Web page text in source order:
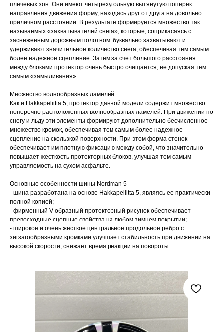
плечевых зон. Они имеют четырехугольную вытянутую поперек
направления движения форму, находясь друг от друга на довольно
приличном расстоянии. В результате формируется множество так
называемых «захватывателей снега», которые, соприкасаясь с
заснеженным дорожным полотном, буквально захватывают и
удерживают значительное количество снега, обеспечивая тем самым
более надежное сцепление. Затем за счет большого расстояния
между блоками протектор очень быстро очищается, не допуская тем
самым «замыливания».
Множество волнообразных ламелей
Как и Hakkapeliitta 5, протектор данной модели содержит множество
поперечно расположенных волнообразных ламелей. При движении по
снегу и льду эти элементы формируют дополнительно бесчисленное
множество кромок, обеспечивая тем самым более надежное
сцепление на скользкой поверхности. При этом форма стенок
обеспечивает им плотную фиксацию между собой, что значительно
повышает жесткость протекторных блоков, улучшая тем самым
управляемость на сухом асфальте.
Основные особенности шины Nordman 5
- шина разработана на основе Hakkapeliitta 5, являясь ее практически
полной копией;
- фирменный V-образный протекторный рисунок обеспечивает
превосходные сцепные свойства на любом зимнем покрытии;
- широкое и очень жесткое центральное продольное ребро с
зигзагообразными кромками улучшает стабильность при движении на
высокой скорости, снижает время реакции на повороты